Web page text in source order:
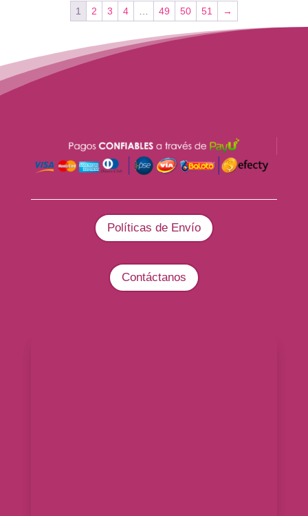
1 2 3 4 … 49 50 51 →
Políticas de Envío
Contáctanos